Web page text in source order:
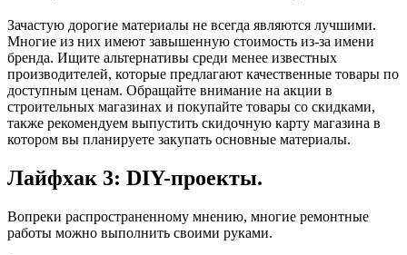
Зачастую дорогие материалы не всегда являются лучшими.
Многие из них имеют завышенную стоимость из-за имени
бренда. Ищите альтернативы среди менее известных
производителей, которые предлагают качественные товары по
доступным ценам. Обращайте внимание на акции в
строительных магазинах и покупайте товары со скидками,
также рекомендуем выпустить скидочную карту магазина в
котором вы планируете закупать основные материалы.
Лайфхак 3: DIY-проекты.
Вопреки распространенному мнению, многие ремонтные
работы можно выполнить своими руками.